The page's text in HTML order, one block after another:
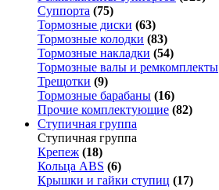
Суппорта (75)
Тормозные диски (63)
Тормозные колодки (83)
Тормозные накладки (54)
Тормозные валы и ремкомплекты
Трещотки (9)
Тормозные барабаны (16)
Прочие комплектующие (82)
Ступичная группа
Ступичная группа
Крепеж (18)
Кольца ABS (6)
Крышки и гайки ступиц (17)